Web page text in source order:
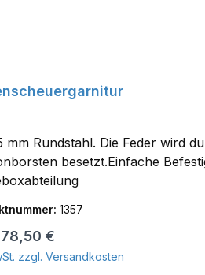
Rundstahl. Die Feder wird
besetzt.Einfache
1357
Preis:
€
zzgl. Versandkosten
Warenkorb